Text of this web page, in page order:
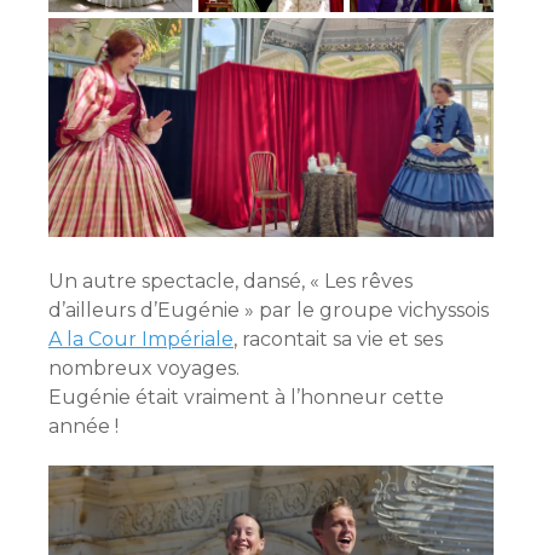
Un autre spectacle, dansé, « Les rêves
d’ailleurs d’Eugénie » par le groupe vichyssois
A la Cour Impériale, racontait sa vie et ses
nombreux voyages.
Eugénie était vraiment à l’honneur cette
année !